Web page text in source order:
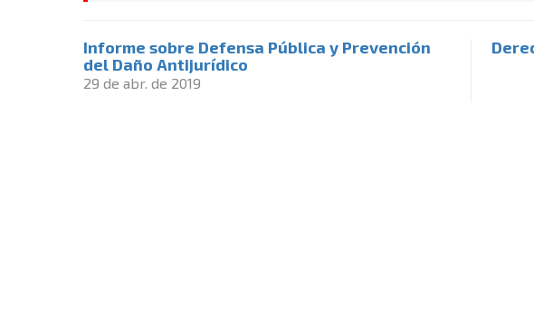
Informe sobre Defensa Pública y Prevención
del Daño Antijurídico
29 de abr. de 2019